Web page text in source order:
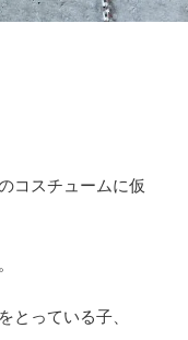
コスチュームに仮
とっている子、